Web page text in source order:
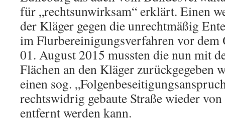
für „rechtsunwirksam“ erklärt. Einen
der Kläger gegen die unrechtmäßig
im Flurbereinigungsverfahren vor
01. August 2015 mussten die nun mit
Flächen an den Kläger zurückgegeben
einen sog.
rechtswidrig gebaute Straße wieder
entfernt werden kann.